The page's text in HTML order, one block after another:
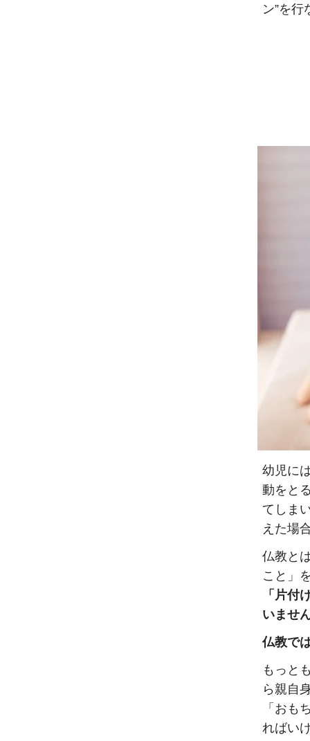
ン”を
幼児に
動をと
てしま
えた場
仏教と
こと」
「片付
いませ
仏教で
もっと
ら親自
「おも
ればい